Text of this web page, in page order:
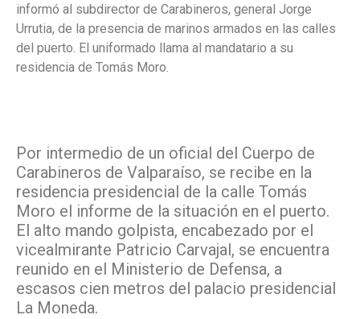
informó al subdirector de Carabineros, general Jorge
Urrutia, de la presencia de marinos armados en las calles
del puerto. El uniformado llama al mandatario a su
residencia de Tomás Moro.
Por intermedio de un oficial del Cuerpo de
Carabineros de Valparaíso, se recibe en la
residencia presidencial de la calle Tomás
Moro el informe de la situación en el puerto.
El alto mando golpista, encabezado por el
vicealmirante Patricio Carvajal, se encuentra
reunido en el Ministerio de Defensa, a
escasos cien metros del palacio presidencial
La Moneda.